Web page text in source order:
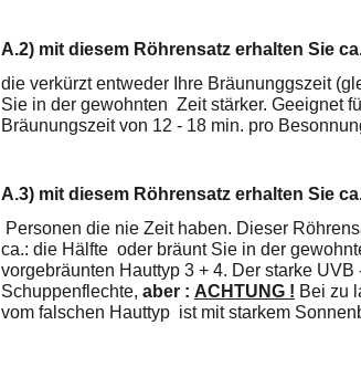
A.2) mit diesem Röhrensatz erhalten Sie
die verkürzt entweder Ihre Bräununggszeit
Sie in der gewohnten Zeit stärker. Geeignet
Bräunungszeit von 12 - 18 min. pro
A.3) mit diesem Röhrensatz erhalten Sie
Personen die nie Zeit haben. Dieser
ca.: die Hälfte oder bräunt Sie in der
vorgebräunten Hauttyp 3 + 4. Der starke
Schuppenflechte, aber : ACHTUNG ! Bei zu
vom falschen Hauttyp ist mit starkem